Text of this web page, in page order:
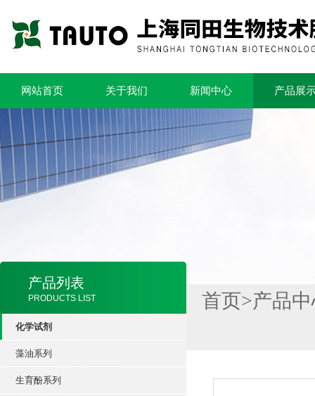
网站首页 关于我们 新闻中心 产品展
产品列表
PRODUCTS LIST
化学试剂
藻油系列
生育酚系列
首页>产品